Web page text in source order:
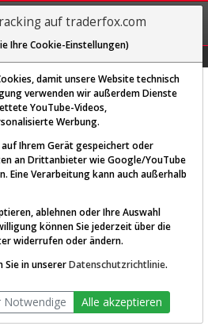
REGIS-
TRIEREN
ist nur für
Plattform von
auf traderfox.com
Ihre Cookie-Einstellungen)
damit unsere Website technisch
verwenden wir außerdem Dienste
YouTube-Videos,
Werbung.
Ihrem Gerät gespeichert oder
an Drittanbieter wie Google/YouTube
Eine Verarbeitung kann auch außerhalb
ablehnen oder Ihre Auswahl
können Sie jederzeit über die
widerrufen oder ändern.
in unsererDatenschutzrichtlinie.
Notwendige Alle akzeptieren